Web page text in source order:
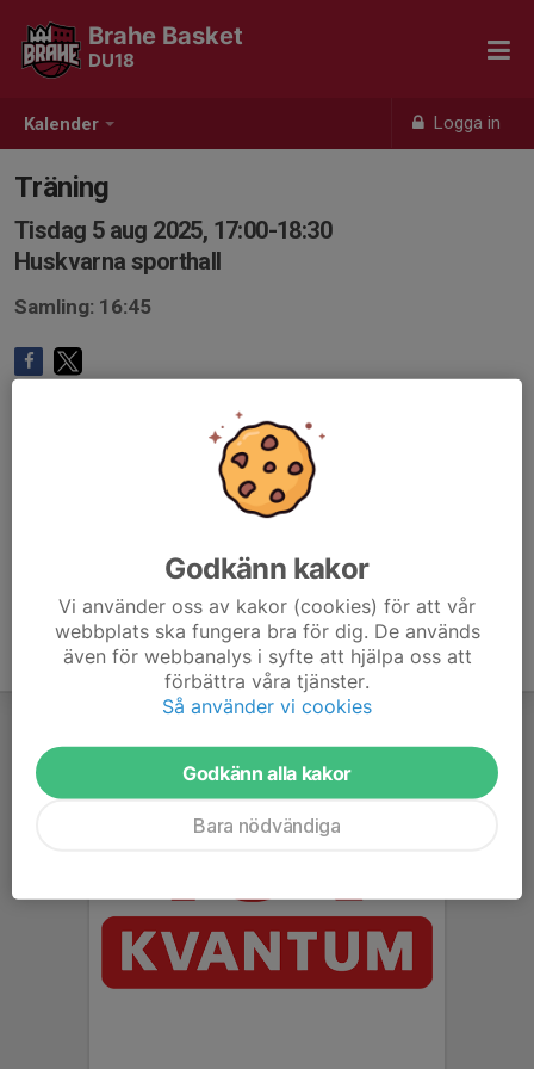
Kalender Logga in
Brahe Basket
DU18
Träning
Tisdag 5 aug 2025, 17:00-18:30
Huskvarna sporthall
Samling: 16:45
Godkänn kakor
Vi använder oss av kakor (cookies) för att vår
webbplats ska fungera bra för dig. De används
även för webbanalys i syfte att hjälpa oss att
förbättra våra tjänster.
Så använder vi cookies
Godkänn alla kakor
Bara nödvändiga